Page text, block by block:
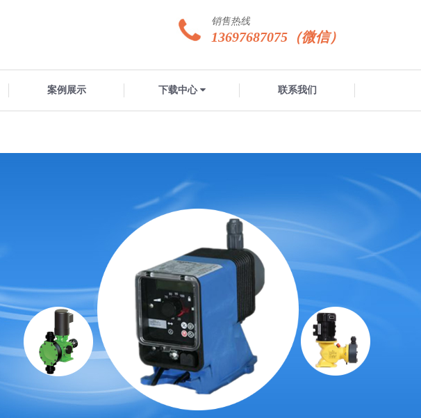
销售热线
13697687075（微信）
案例展示 下载中心 联系我们